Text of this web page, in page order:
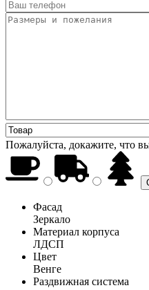
Пожалуйста, докажите, что
Фасад
Зеркало
Материал корпуса
ЛДСП
Цвет
Венге
Раздвижная система